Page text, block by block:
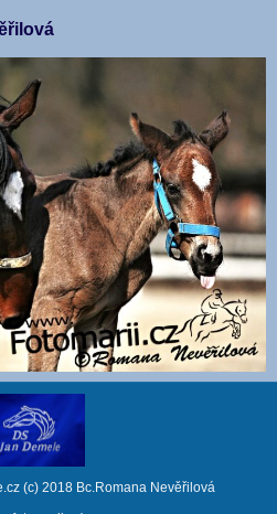
(c) 2018 Bc.Romana Nevěřilová